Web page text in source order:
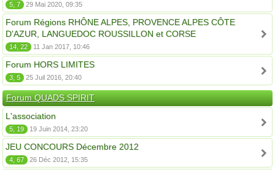
5, 7 29 Mai 2020, 09:35
Forum Régions RHÔNE ALPES, PROVENCE ALPES CÔTE
D'AZUR, LANGUEDOC ROUSSILLON et CORSE
14, 22 11 Jan 2017, 10:46
Forum HORS LIMITES
3, 5 25 Juil 2016, 20:40
Forum QUADS SPIRIT
L'association
5, 19 19 Juin 2014, 23:20
JEU CONCOURS Décembre 2012
4, 67 26 Déc 2012, 15:35